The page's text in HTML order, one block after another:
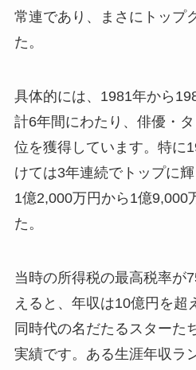
常連であり、まさにトップ
た。
具体的には、1981年から
計6年間にわたり、俳優・
位を獲得しています。特に
けては3年連続でトップに
1億2,000万円から1億9,000
た。
当時の所得税の最高税率が
えると、年収は10億円を超
同時代の名だたるスターた
実績です。ある生涯年収ラ